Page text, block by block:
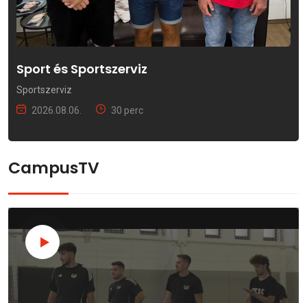
Sport és Sportszerviz
Sportszerviz
2026.08.06.
30 perc
CampusTV